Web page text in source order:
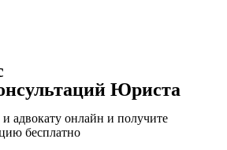
Юриста
адвокату онлайн и получите
бесплатно